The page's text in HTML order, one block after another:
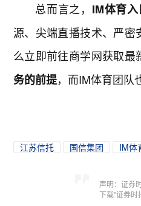
总而言之， IM体育
源、尖端直播技术、严
么立即前往商学网获取最
务的前提，而IM体育团队
江苏信托 国信集团 IM体
声明：证券
下载"证券时